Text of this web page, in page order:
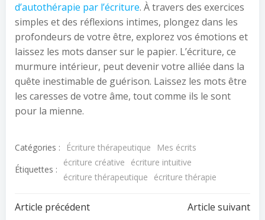
d’autothérapie par l’écriture. À travers des exercices
simples et des réflexions intimes, plongez dans les
profondeurs de votre être, explorez vos émotions et
laissez les mots danser sur le papier. L’écriture, ce
murmure intérieur, peut devenir votre alliée dans la
quête inestimable de guérison. Laissez les mots être
les caresses de votre âme, tout comme ils le sont
pour la mienne.
Catégories : Écriture thérapeutique
Mes écrits
Étiquettes :
écriture créative
écriture intuitive
écriture thérapeutique
écriture thérapie
Article précédent Article suivant